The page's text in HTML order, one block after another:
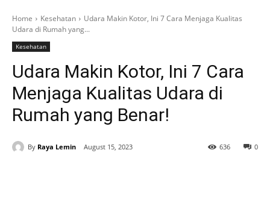
Home Kesehatan
Udara Makin Kotor, Ini 7 Cara Menjaga Kualitas
Udara di Rumah yang...
Kesehatan
Udara Makin Kotor, Ini 7 Cara
Menjaga Kualitas Udara di
Rumah yang Benar!
By Raya Lemin August 15, 2023 0
636